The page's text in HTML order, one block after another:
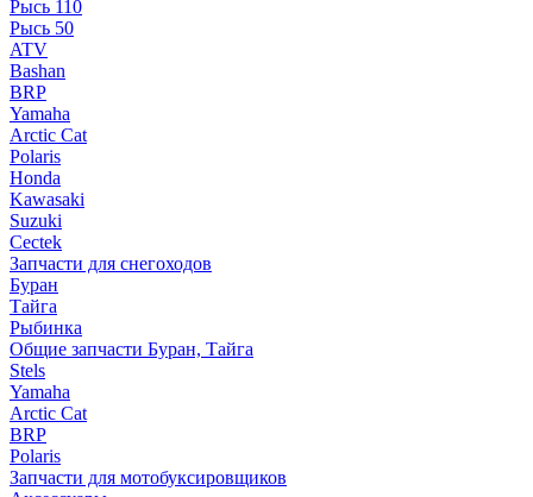
Рысь 110
Рысь 50
ATV
Bashan
BRP
Yamaha
Arctic Cat
Polaris
Honda
Kawasaki
Suzuki
Cectek
Запчасти для снегоходов
Буран
Тайга
Рыбинка
Общие запчасти Буран, Тайга
Stels
Yamaha
Arctic Cat
BRP
Polaris
Запчасти для мотобуксировщиков